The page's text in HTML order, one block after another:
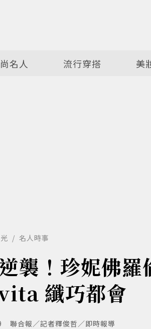
名人 流行穿搭 美
名人時事
襲！珍妮佛
纖巧都會
聯合報／記者釋俊哲／即時報導